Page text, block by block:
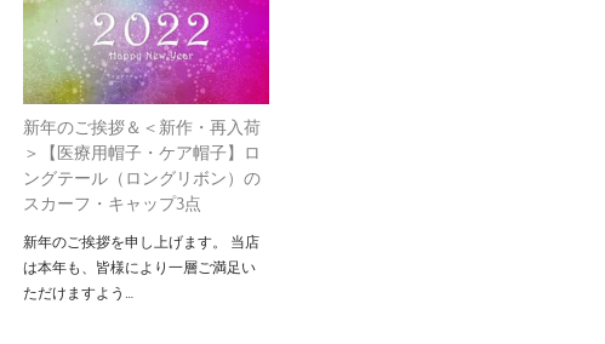
新年のご挨拶＆＜新作・再入荷
＞【医療用帽子・ケア帽子】ロ
ングテール（ロングリボン）の
スカーフ・キャップ3点
新年のご挨拶を申し上げます。 当店
は本年も、皆様により一層ご満足い
ただけますよう…